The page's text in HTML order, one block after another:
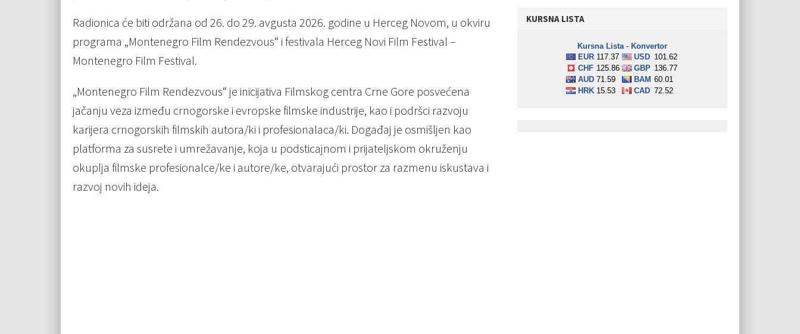
Radionica će biti održana od 26. do 29. avgusta 2026. godine u Herceg Novom, u okviru
programa „Montenegro Film Rendezvous“ i festivala Herceg Novi Film Festival –
Montenegro Film Festival.
„Montenegro Film Rendezvous“ je inicijativa Filmskog centra Crne Gore posvećena
jačanju veza između crnogorske i evropske filmske industrije, kao i podršci razvoju
karijera crnogorskih filmskih autora/ki i profesionalaca/ki. Događaj je osmišljen kao
platforma za susrete i umrežavanje, koja u podsticajnom i prijateljskom okruženju
okuplja filmske profesionalce/ke i autore/ke, otvarajući prostor za razmenu iskustava i
razvoj novih ideja.
KURSNA LISTA